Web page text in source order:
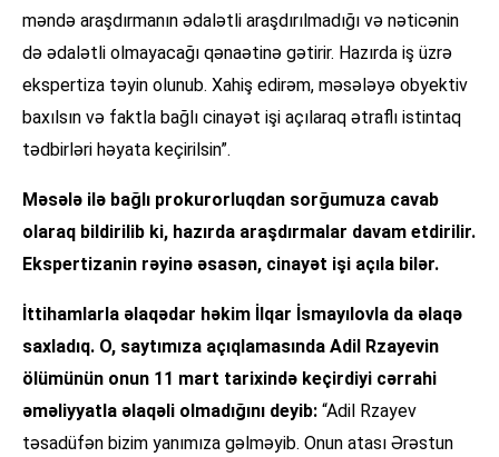
məndə araşdırmanın ədalətli araşdırılmadığı və nəticənin
də ədalətli olmayacağı qənaətinə gətirir. Hazırda iş üzrə
ekspertiza təyin olunub. Xahiş edirəm, məsələyə obyektiv
baxılsın və faktla bağlı cinayət işi açılaraq ətraflı istintaq
tədbirləri həyata keçirilsin”.
Məsələ ilə bağlı prokurorluqdan sorğumuza cavab
olaraq bildirilib ki, hazırda araşdırmalar davam etdirilir.
Ekspertizanin rəyinə əsasən, cinayət işi açıla bilər.
İttihamlarla əlaqədar həkim İlqar İsmayılovla da əlaqə
saxladıq. O, saytımıza açıqlamasında Adil Rzayevin
ölümünün onun 11 mart tarixində keçirdiyi cərrahi
əməliyyatla əlaqəli olmadığını deyib: “Adil Rzayev
təsadüfən bizim yanımıza gəlməyib. Onun atası Ərəstun